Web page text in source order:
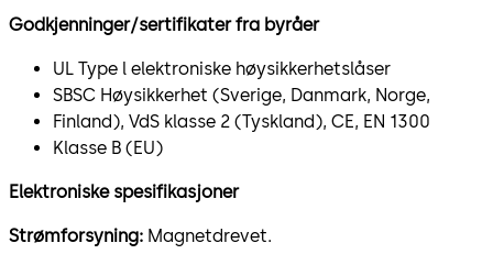
Godkjenninger/sertifikater fra byråer
UL Type l elektroniske høysikkerhetslåser
SBSC Høysikkerhet (Sverige, Danmark, Norge,
Finland), VdS klasse 2 (Tyskland), CE, EN 1300
Klasse B (EU)
Elektroniske spesifikasjoner
Strømforsyning: Magnetdrevet.